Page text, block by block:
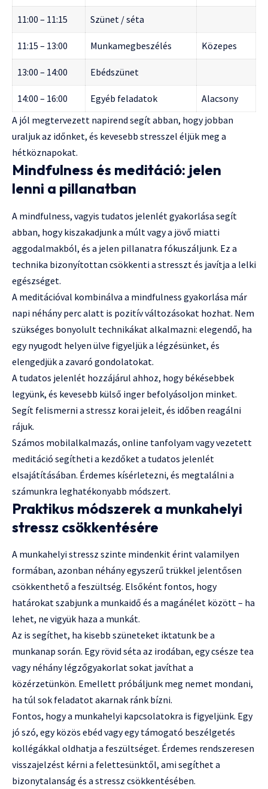
11:00 – 11:15 Szünet / séta
11:15 – 13:00 Munkamegbeszélés Közepes
13:00 – 14:00 Ebédszünet
14:00 – 16:00 Egyéb feladatok
Alacsony
A jól megtervezett napirend segít abban, hogy jobban
uraljuk az időnket, és kevesebb stresszel éljük meg a
hétköznapokat.
Mindfulness és meditáció: jelen
lenni a pillanatban
A mindfulness, vagyis tudatos jelenlét gyakorlása segít
abban, hogy kiszakadjunk a múlt vagy a jövő miatti
aggodalmakból, és a jelen pillanatra fókuszáljunk. Ez a
technika bizonyítottan csökkenti a stresszt és javítja a lelki
egészséget.
A meditációval kombinálva a mindfulness gyakorlása már
napi néhány perc alatt is pozitív változásokat hozhat. Nem
szükséges bonyolult technikákat alkalmazni: elegendő, ha
egy nyugodt helyen ülve figyeljük a légzésünket, és
elengedjük a zavaró gondolatokat.
A tudatos jelenlét hozzájárul ahhoz, hogy békésebbek
legyünk, és kevesebb külső inger befolyásoljon minket.
Segít felismerni a stressz korai jeleit, és időben reagálni
rájuk.
Számos mobilalkalmazás, online tanfolyam vagy vezetett
meditáció segítheti a kezdőket a tudatos jelenlét
elsajátításában. Érdemes kísérletezni, és megtalálni a
számunkra leghatékonyabb módszert.
Praktikus módszerek a munkahelyi
stressz csökkentésére
A munkahelyi stressz szinte mindenkit érint valamilyen
formában, azonban néhány egyszerű trükkel jelentősen
csökkenthető a feszültség. Elsőként fontos, hogy
határokat szabjunk a munkaidő és a magánélet között – ha
lehet, ne vigyük haza a munkát.
Az is segíthet, ha kisebb szüneteket iktatunk be a
munkanap során. Egy rövid séta az irodában, egy csésze tea
vagy néhány légzőgyakorlat sokat javíthat a
közérzetünkön. Emellett próbáljunk meg nemet mondani,
ha túl sok feladatot akarnak ránk bízni.
Fontos, hogy a munkahelyi kapcsolatokra is figyeljünk. Egy
jó szó, egy közös ebéd vagy egy támogató beszélgetés
kollégákkal oldhatja a feszültséget. Érdemes rendszeresen
visszajelzést kérni a felettesünktől, ami segíthet a
bizonytalanság és a stressz csökkentésében.